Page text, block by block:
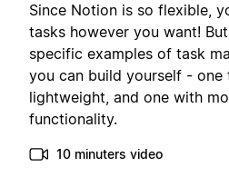
Since Notion is so flexible,
tasks however you want!
specific examples of task
you can build yourself - one
lightweight, and one with
functionality.
10 minuters video